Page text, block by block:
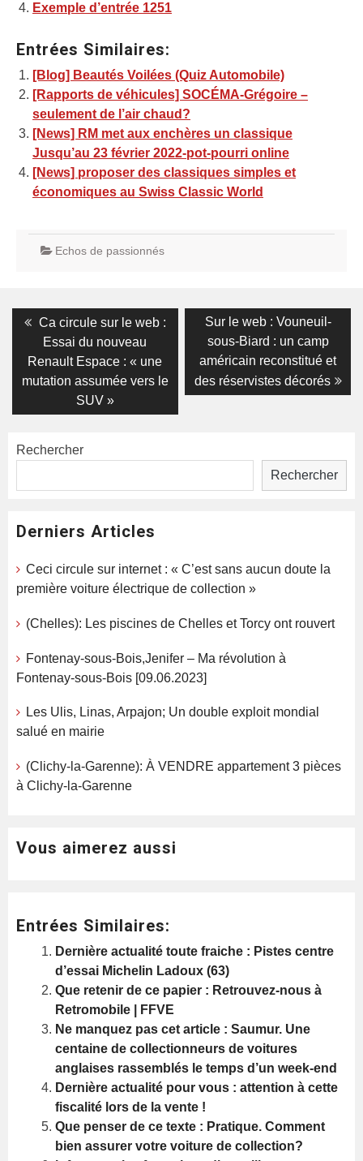
Exemple d’entrée 1251
Entrées Similaires:
[Blog] Beautés Voilées (Quiz Automobile)
[Rapports de véhicules] SOCÉMA-Grégoire –
seulement de l’air chaud?
[News] RM met aux enchères un classique
Jusqu’au 23 février 2022-pot-pourri online
[News] proposer des classiques simples et
économiques au Swiss Classic World
Echos de passionnés
Navigation
l’article
Previous
post:
Ca circule sur le web :
Essai du nouveau
Renault Espace : « une
mutation assumée vers le
SUV »
Next
post:
Sur le web : Vouneuil-
sous-Biard : un camp
américain reconstitué et
des réservistes décorés
Rechercher
Rechercher
Derniers Articles
Ceci circule sur internet : « C’est sans aucun doute la
première voiture électrique de collection »
(Chelles): Les piscines de Chelles et Torcy ont rouvert
Fontenay-sous-Bois,Jenifer – Ma révolution à
Fontenay-sous-Bois [09.06.2023]
Les Ulis, Linas, Arpajon; Un double exploit mondial
salué en mairie
(Clichy-la-Garenne): À VENDRE appartement 3 pièces
à Clichy-la-Garenne
Vous aimerez aussi
Entrées Similaires:
Dernière actualité toute fraiche : Pistes centre
d’essai Michelin Ladoux (63)
Que retenir de ce papier : Retrouvez-nous à
Retromobile | FFVE
Ne manquez pas cet article : Saumur. Une
centaine de collectionneurs de voitures
anglaises rassemblés le temps d’un week-end
Dernière actualité pour vous : attention à cette
fiscalité lors de la vente !
Que penser de ce texte : Pratique. Comment
bien assurer votre voiture de collection?